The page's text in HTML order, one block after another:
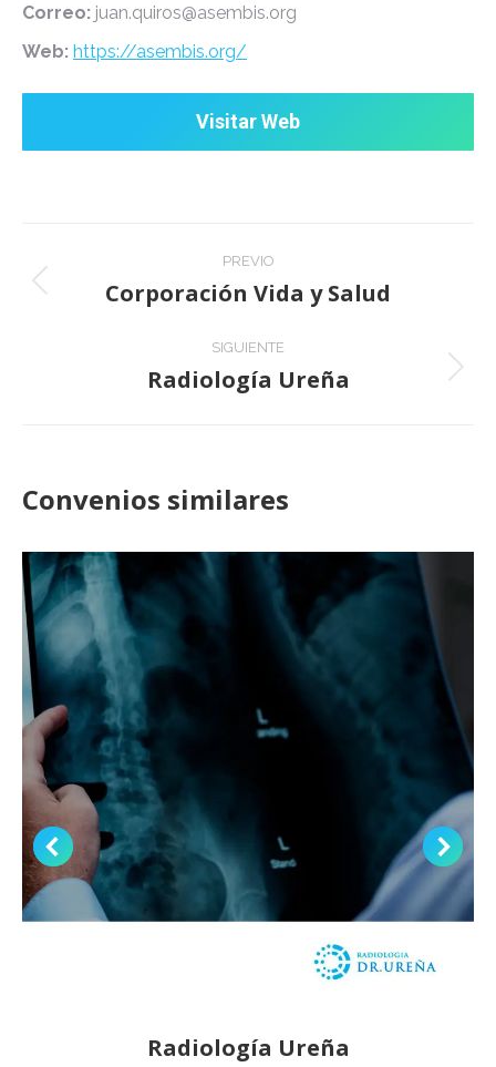
Correo: juan.quiros@asembis.org
Web: https://asembis.org/
Visitar Web
navigation
PREVIO
Previous
Corporación Vida y Salud
SIGUIENTE
Next
Radiología Ureña
Convenios similares
Radiología Ureña